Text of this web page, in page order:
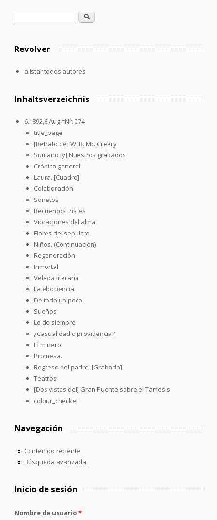
Formulario de búsqueda
Buscar
Revolver
alistar todos autores
Inhaltsverzeichnis
6.1892,6.Aug.=Nr. 274
title_page
[Retrato de] W. B. Mc. Creery
Sumario [y] Nuestros grabados
Crónica general
Laura. [Cuadro]
Colaboración
Sonetos
Recuerdos tristes
Vibraciones del alma
Flores del sepulcro.
Niños. (Continuación)
Regeneración
Inmortal
Velada literaria
La elocuencia.
De todo un poco.
Sueños
Lo de siempre
¿Casualidad o providencia?
El minero.
Promesa.
Regreso del padre. [Grabado]
Teatros
[Dos vistas del] Gran Puente sobre el Támesis
colour_checker
Navegación
Contenido reciente
Búsqueda avanzada
Inicio de sesión
Nombre de usuario *